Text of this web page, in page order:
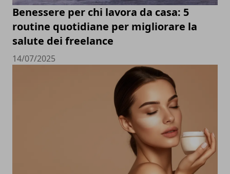
Benessere per chi lavora da casa: 5
routine quotidiane per migliorare la
salute dei freelance
14/07/2025